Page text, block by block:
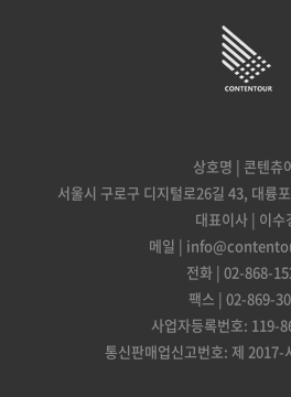
상호명 | 콘텐츄
서울시 구로구 디지털로26길 43, 대륭
대표이사 | 이수
메일 |
전화 | 02-868-
팩스 | 02-869-
사업자등록번호: 119-
통신판매업신고번호: 제 2017-